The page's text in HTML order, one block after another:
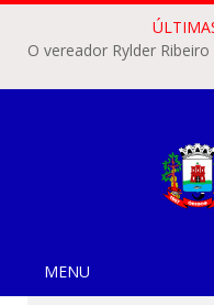
MENU